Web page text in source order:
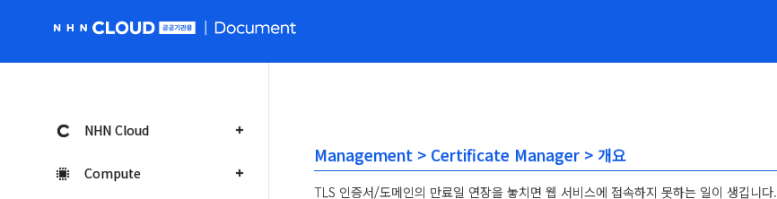
NHN Cloud
Compute
Management > Certificate Manager > 개요
TLS 인증서/도메인의 만료일 연장을 놓치면 웹 서비스에 접속하지 못하는 일이 생깁니다.